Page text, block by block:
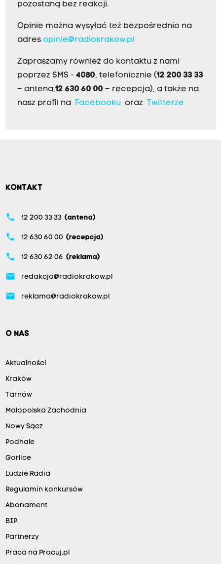
pozostaną bez reakcji.
Opinie można wysyłać też bezpośrednio na
adres opinie@radiokrakow.pl
Zapraszamy również do kontaktu z nami
poprzez SMS - 4080, telefonicznie (12 200 33 33
– antena,12 630 60 00 – recepcja), a także na
nasz profil na Facebookuoraz Twitterze
KONTAKT
phone 12 200 33 33 (antena)
phone 12 630 60 00 (recepcja)
phone 12 630 62 06 (reklama)
email redakcja@radiokrakow.pl
email reklama@radiokrakow.pl
O NAS
Aktualności
Kraków
Tarnów
Małopolska Zachodnia
Nowy Sącz
Podhale
Gorlice
Ludzie Radia
Regulamin konkursów
Abonament
BIP
Partnerzy
Praca na Pracuj.pl